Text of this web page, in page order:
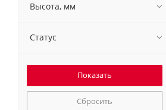
Высота, мм
Статус
Сбросить